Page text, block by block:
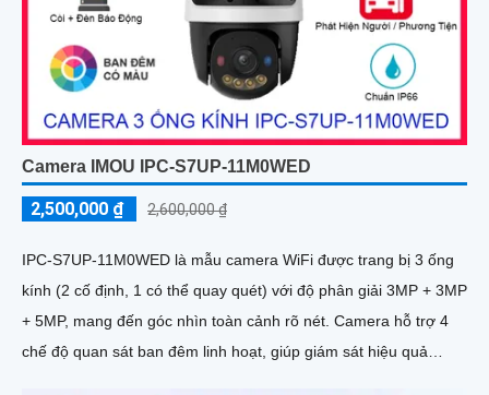
Camera IMOU IPC-S7UP-11M0WED
2,500,000 ₫ 2,600,000 ₫
IPC-S7UP-11M0WED là mẫu camera WiFi được trang bị 3 ống
kính (2 cố định, 1 có thể quay quét) với độ phân giải 3MP + 3MP
+ 5MP, mang đến góc nhìn toàn cảnh rõ nét. Camera hỗ trợ 4
chế độ quan sát ban đêm linh hoạt, giúp giám sát hiệu quả